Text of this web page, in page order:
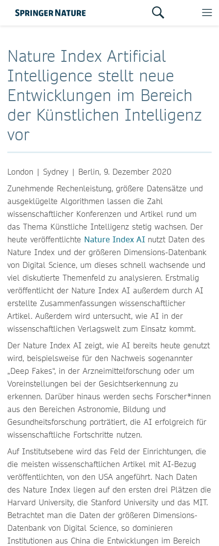
Nature Index Artificial
Intelligence stellt neue
Entwicklungen im Bereich
der Künstlichen Intelligenz
vor
London | Sydney | Berlin, 9. Dezember 2020
Zunehmende Rechenleistung, größere Datensätze und
ausgeklügelte Algorithmen lassen die Zahl
wissenschaftlicher Konferenzen und Artikel rund um
das Thema Künstliche Intelligenz stetig wachsen. Der
heute veröffentlichte Nature Index AI nutzt Daten des
Nature Index und der größeren Dimensions-Datenbank
von Digital Science, um dieses schnell wachsende und
viel diskutierte Themenfeld zu analysieren. Erstmalig
veröffentlicht der Nature Index AI außerdem durch AI
erstellte Zusammenfassungen wissenschaftlicher
Artikel. Außerdem wird untersucht, wie AI in der
wissenschaftlichen Verlagswelt zum Einsatz kommt.
Der Nature Index AI zeigt, wie AI bereits heute genutzt
wird, beispielsweise für den Nachweis sogenannter
„Deep Fakes“, in der Arzneimittelforschung oder um
Voreinstellungen bei der Gesichtserkennung zu
erkennen. Darüber hinaus werden sechs Forscher*innen
aus den Bereichen Astronomie, Bildung und
Gesundheitsforschung porträtiert, die AI erfolgreich für
wissenschaftliche Fortschritte nutzen.
Auf Institutsebene wird das Feld der Einrichtungen, die
die meisten wissenschaftlichen Artikel mit AI-Bezug
veröffentlichten, von den USA angeführt. Nach Daten
des Nature Index liegen auf den ersten drei Plätzen die
Harvard University, die Stanford University und das MIT.
Betrachtet man die Daten der größeren Dimensions-
Datenbank von Digital Science, so dominieren
Institutionen aus China die Entwicklungen im Bereich